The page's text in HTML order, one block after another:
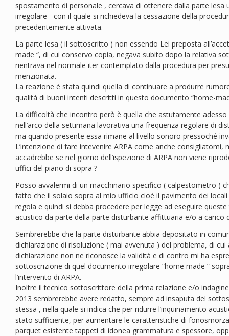
spostamento di personale , cercava di ottenere dalla parte
irregolare - con il quale si richiedeva la cessazione della
precedentemente attivata.
La parte lesa ( il sottoscritto ) non essendo Lei preposta
made “, di cui conservo copia, negava subito dopo la relativa
rientrava nel normale iter contemplato dalla procedura per
menzionata.
La reazione è stata quindi quella di continuare a produrre
qualità di buoni intenti descritti in questo documento “home-
La difficoltà che incontro però è quella che astutamente
nell’arco della settimana lavorativa una frequenza regolare di
ma quando presente essa rimane al livello sonoro pressoché
L’intenzione di fare intevenire ARPA come anche consigliatomi,
accadrebbe se nel giorno dell’ispezione di ARPA non viene
uffici del piano di sopra ?
Posso avvalermi di un macchinario specifico ( calpestometro )
fatto che il solaio sopra al mio ufficio cioè il pavimento dei
regola e quindi si debba procedere per legge ad eseguire
acustico da parte della parte disturbante affittuaria e/o a carico
Sembrerebbe che la parte disturbante abbia depositato in
dichiarazione di risoluzione ( mai avvenuta ) del problema, di
dichiarazione non ne riconosce la validità e di contro mi ha
sottoscrizione di quel documento irregolare “home made ”
l’intervento di ARPA.
Inoltre il tecnico sottoscrittore della prima relazione e/o
2013 sembrerebbe avere redatto, sempre ad insaputa del
stessa , nella quale si indica che per ridurre l’inquinamento
stato sufficiente, per aumentare le caratteristiche di
parquet esistente tappeti di idonea grammatura e spessore,